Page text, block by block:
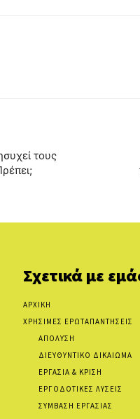
τους
Σχετικά με
ΑΡΧΙΚΗ
ΧΡΗΣΙΜΕΣ ΕΡΩΤΑΠΑΝΤΗΣΕΙΣ
ΑΠΟΛΥΣΗ
ΔΙΕΥΘΥΝΤΙΚΟ ΔΙΚΑΙΩΜΑ
ΕΡΓΑΣΙΑ & ΚΡΙΣΗ
ΕΡΓΟΔΟΤΙΚΕΣ ΛΥΣΕΙΣ
ΣΥΜΒΑΣΗ ΕΡΓΑΣΙΑΣ